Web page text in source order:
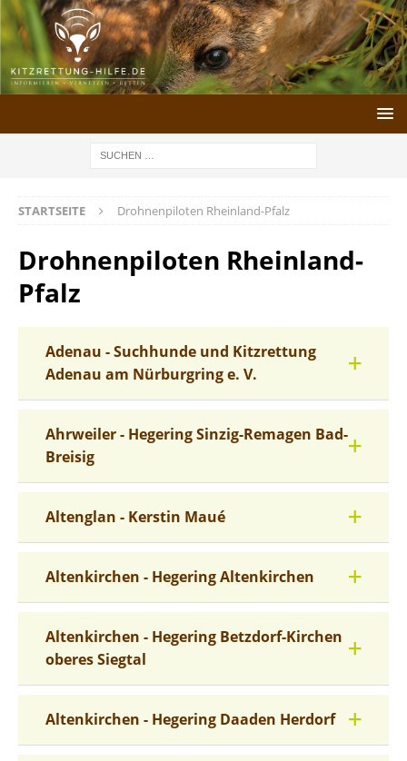
STARTSEITE Drohnenpiloten Rheinland-Pfalz
Drohnenpiloten Rheinland-
Pfalz
Adenau - Suchhunde und Kitzrettung
Adenau am Nürburgring e. V.
Ahrweiler - Hegering Sinzig-Remagen Bad-
Breisig
Altenglan - Kerstin Maué
Altenkirchen - Hegering Altenkirchen
Altenkirchen - Hegering Betzdorf-Kirchen
oberes Siegtal
Altenkirchen - Hegering Daaden Herdorf